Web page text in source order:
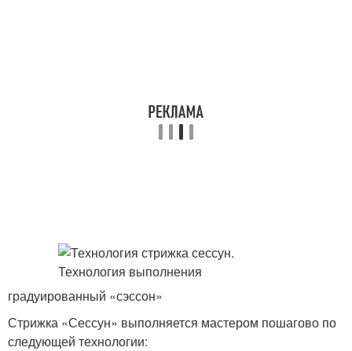
градуированный «сэссон»
Стрижка «Сессун» выполняется мастером пошагово по
следующей технологии: